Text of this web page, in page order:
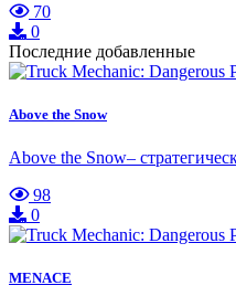
70
0
Последние добавленные
Above the Snow
Above the Snow–
98
0
MENACE